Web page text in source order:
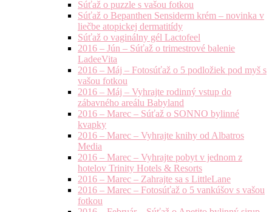
Súťaž o puzzle s vašou fotkou
Súťaž o Bepanthen Sensiderm krém – novinka v
liečbe atopickej dermatitídy
Súťaž o vaginálny gél Lactofeel
2016 – Jún – Súťaž o trimestrové balenie
LadeeVita
2016 – Máj – Fotosúťaž o 5 podložiek pod myš s
vašou fotkou
2016 – Máj – Vyhrajte rodinný vstup do
zábavného areálu Babyland
2016 – Marec – Súťaž o SONNO bylinné
kvapky
2016 – Marec – Vyhrajte knihy od Albatros
Media
2016 – Marec – Vyhrajte pobyt v jednom z
hotelov Trinity Hotels & Resorts
2016 – Marec – Zahrajte sa s LittleLane
2016 – Marec – Fotosúťaž o 5 vankúšov s vašou
fotkou